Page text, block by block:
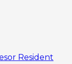
Resident